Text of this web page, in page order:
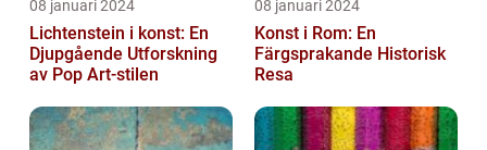
08 januari 2024
Lichtenstein i konst: En
Djupgående Utforskning
av Pop Art-stilen
08 januari 2024
Konst i Rom: En
Färgsprakande Historisk
Resa